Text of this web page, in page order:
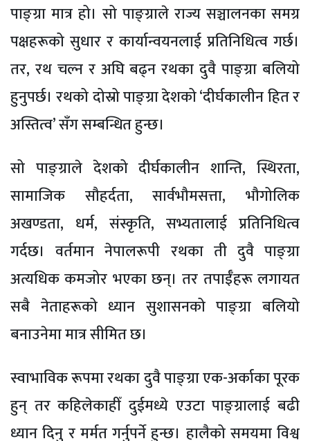
पाङ्ग्रा मात्र हो। सो पाङ्ग्राले राज्य सञ्चालनका समग्र
पक्षहरूको सुधार र कार्यान्वयनलाई प्रतिनिधित्व गर्छ।
तर, रथ चल्न र अघि बढ्न रथका दुवै पाङ्ग्रा बलियो
हुनुपर्छ। रथको दोस्रो पाङ्ग्रा देशको ‘दीर्घकालीन हित र
अस्तित्व’ सँग सम्बन्धित हुन्छ।
सो पाङ्ग्राले देशको दीर्घकालीन शान्ति, स्थिरता,
सामाजिक सौहर्दता, सार्वभौमसत्ता, भौगोलिक
अखण्डता, धर्म, संस्कृति, सभ्यतालाई प्रतिनिधित्व
गर्दछ। वर्तमान नेपालरूपी रथका ती दुवै पाङ्ग्रा
अत्यधिक कमजोर भएका छन्। तर तपाईँहरू लगायत
सबै नेताहरूको ध्यान सुशासनको पाङ्ग्रा बलियो
बनाउनेमा मात्र सीमित छ।
स्वाभाविक रूपमा रथका दुवै पाङ्ग्रा एक-अर्काका पूरक
हुन् तर कहिलेकाहीँ दुईमध्ये एउटा पाङ्ग्रालाई बढी
ध्यान दिनु र मर्मत गर्नुपर्ने हुन्छ। हालैको समयमा विश्व